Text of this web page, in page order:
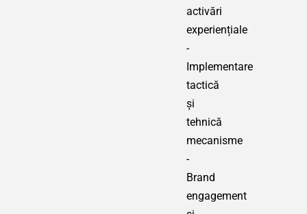
activări
experiențiale
-
Implementare
tactică
și
tehnică
mecanisme
-
Brand
engagement